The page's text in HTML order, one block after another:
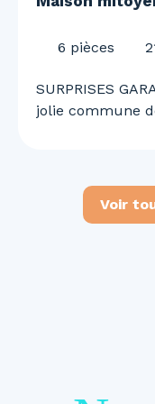
6 pièces
SURPRISES
jolie commune
rénovée en
piscine,
Voir